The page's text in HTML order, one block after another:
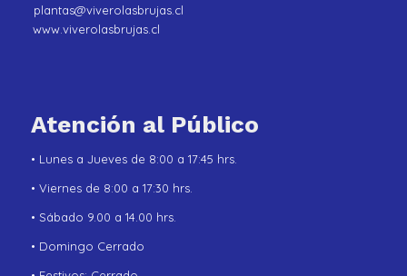
plantas@viverolasbrujas.cl
www.viverolasbrujas.cl
Atención al Público
• Lunes a Jueves de 8:00 a 17:45 hrs.
• Viernes de 8:00 a 17:30 hrs.
• Sábado 9.00 a 14.00 hrs.
• Domingo Cerrado